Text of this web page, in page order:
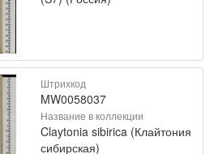
Штрихкод
MW0058037
Название в коллекции
Claytonia sibirica (Клайтония
сибирская)